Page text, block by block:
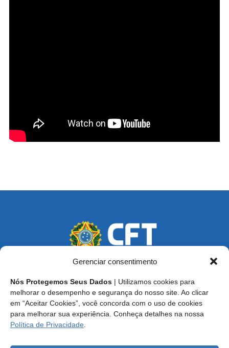
Gerenciar consentimento
Nós Protegemos Seus Dados | Utilizamos cookies para
melhorar o desempenho e segurança do nosso site. Ao clicar
em “Aceitar Cookies”, você concorda com o uso de cookies
para melhorar sua experiência. Conheça detalhes na nossa
Política de Privacidade
Endereço: SCS, Quadra 02, Bloco D, Ed. Oscar Niemeyer,
9º Andar CEP 70.316-900 - Brasília/DF
Central de Atendimento ao Técnico:0800 016-1515